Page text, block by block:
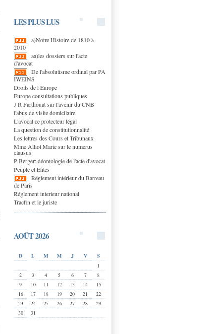
LES PLUS LUS
a)Notre Histoire de 1810 à
2010
aa)les dossiers sur l'acte
d'avocat
De l'absolutisme ordinal par PA
IWEINS
Droits de l Europe
Europe consultations publiques
J R Farthouat sur l'avenir du CNB
l'abus de visite domicilaire
L'avocat ce protecteur légal
La question de constitutionnalité
Les lettres des Cours et Tribunaux
Mme Alliot Marie sur le numerus
clausus
P Berger: déontologie de l'acte d'avocat
Peuple et Elites
Réglement intérieur du Barreau
de Paris
Réglement interieur national
Tracfin et le juriste
AOÛT 2026
D L M M J V
S
1
2
3 4 5 6 7
8
9
10 11 12 13 14
15
16
17 18 19 20 21
22
23
24 25 26 27 28
29
30
31